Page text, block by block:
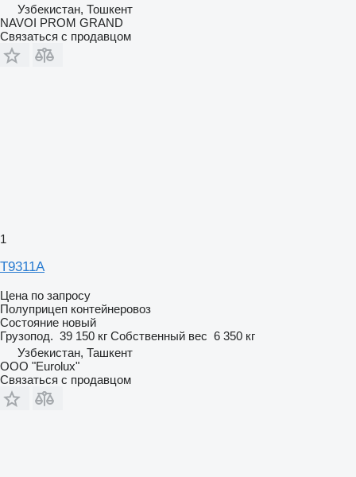
Узбекистан, Тошкент
NAVOI PROM GRAND
Связаться с продавцом
1
T9311А
Цена по запросу
Полуприцеп контейнеровоз
Состояние новый
Грузопод. 39 150 кг Собственный вес 6 350 кг
Узбекистан, Ташкент
ООО "Eurolux"
Связаться с продавцом